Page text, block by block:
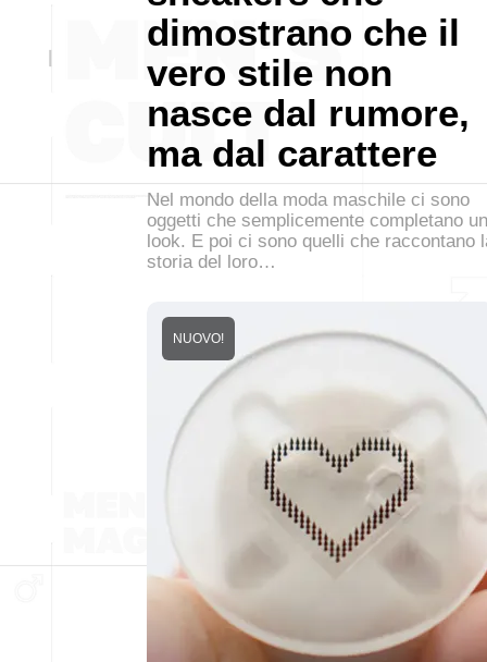
dimostrano che il
vero stile non
nasce dal rumore,
ma dal carattere
Nel mondo della moda maschile ci sono
oggetti che semplicemente completano un
look. E poi ci sono quelli che raccontano
storia del loro…
NUOVO!